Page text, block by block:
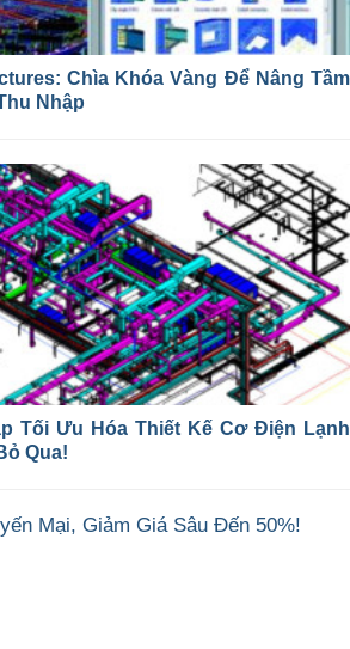
Chìa Khóa Vàng Để Nâng Tầm
Nhập
Tối Ưu Hóa Thiết Kế Cơ Điện Lạnh
Qua!